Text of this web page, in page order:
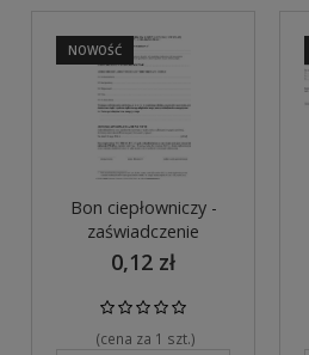
Bon ciepłowniczy -
zaświadczenie
0,12 zł
(cena za 1 szt.)
NOWOŚĆ